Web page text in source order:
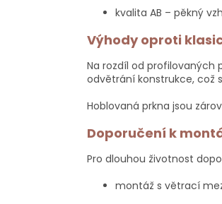
kvalita AB – pěkný
Výhody oproti
Na rozdíl od profilovaných
odvětrání konstrukce, což
Hoblovaná prkna jsou
Doporučení k
Pro dlouhou životnost
montáž s větrací